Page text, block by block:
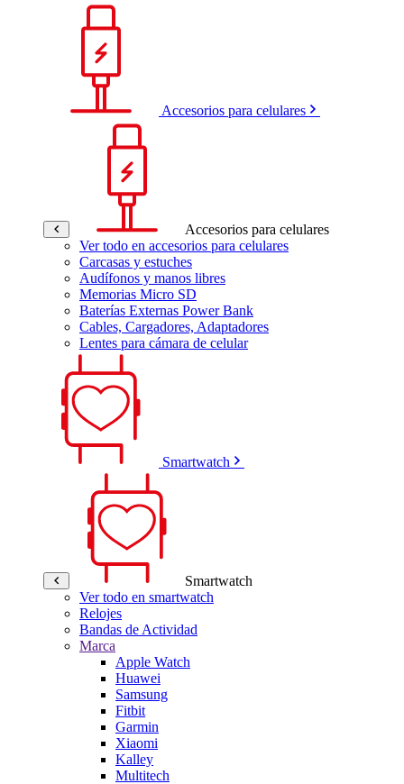
Accesorios para celulares
Accesorios para celulares
Ver todo en accesorios para celulares
Carcasas y estuches
Audífonos y manos libres
Memorias Micro SD
Baterías Externas Power Bank
Cables, Cargadores, Adaptadores
Lentes para cámara de celular
Smartwatch
Smartwatch
Ver todo en smartwatch
Relojes
Bandas de Actividad
Marca
Apple Watch
Huawei
Samsung
Fitbit
Garmin
Xiaomi
Kalley
Multitech